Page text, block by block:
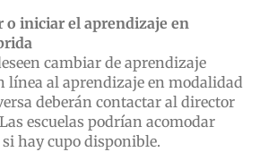
o iniciar el aprendizaje en
cambiar de aprendizaje
línea al aprendizaje en modalidad
deberán contactar al director
escuelas podrían acomodar
hay cupo disponible.